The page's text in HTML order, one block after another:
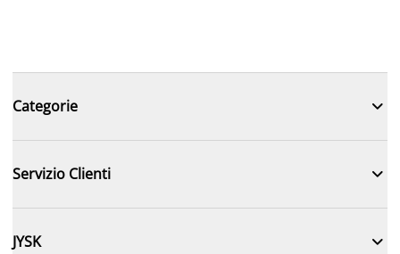
Categorie 
Servizio Clienti 
JYSK 